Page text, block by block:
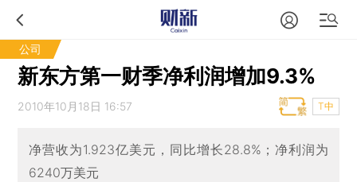
公司
新东方第一财季净利润增加9.3%
2010年10月18日 16:57 T中
净营收为1.923亿美元，同比增长28.8%；净利润为
6240万美元